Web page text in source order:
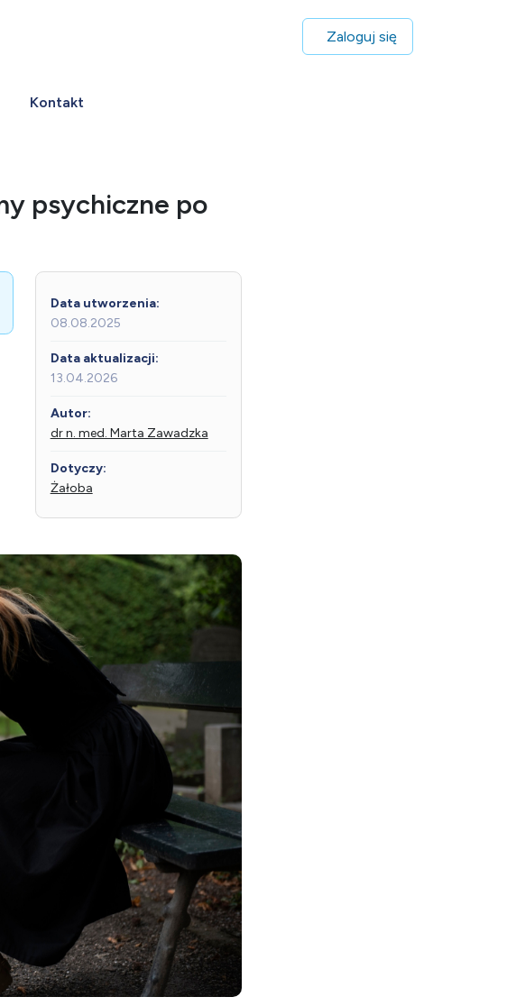
Zaloguj się
Kontakt
psychiczne po
Data utworzenia:
08.08.2025
Data aktualizacji:
13.04.2026
Autor:
dr n. med. Marta Zawadzka
Dotyczy:
Żałoba